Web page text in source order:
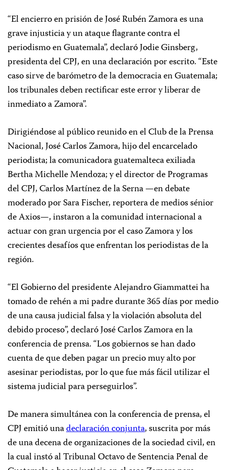
“El encierro en prisión de José Rubén Zamora es una
grave injusticia y un ataque flagrante contra el
periodismo en Guatemala”, declaró Jodie Ginsberg,
presidenta del CPJ, en una declaración por escrito. “Este
caso sirve de barómetro de la democracia en Guatemala;
los tribunales deben rectificar este error y liberar de
inmediato a Zamora”.
Dirigiéndose al público reunido en el Club de la Prensa
Nacional, José Carlos Zamora, hijo del encarcelado
periodista; la comunicadora guatemalteca exiliada
Bertha Michelle Mendoza; y el director de Programas
del CPJ, Carlos Martínez de la Serna —en debate
moderado por Sara Fischer, reportera de medios sénior
de Axios—, instaron a la comunidad internacional a
actuar con gran urgencia por el caso Zamora y los
crecientes desafíos que enfrentan los periodistas de la
región.
“El Gobierno del presidente Alejandro Giammattei ha
tomado de rehén a mi padre durante 365 días por medio
de una causa judicial falsa y la violación absoluta del
debido proceso”, declaró José Carlos Zamora en la
conferencia de prensa. “Los gobiernos se han dado
cuenta de que deben pagar un precio muy alto por
asesinar periodistas, por lo que fue más fácil utilizar el
sistema judicial para perseguirlos”.
De manera simultánea con la conferencia de prensa, el
CPJ emitió unadeclaración conjunta, suscrita por más
de una decena de organizaciones de la sociedad civil, en
la cual instó al Tribunal Octavo de Sentencia Penal de